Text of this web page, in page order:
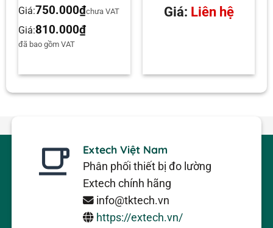
Giá:750.000₫chưa VAT
Giá:810.000₫
đã bao gồm VAT
Giá: Liên hệ
Extech Việt Nam
Phân phối thiết bị đo lường
Extech chính hãng
info@tktech.vn
https://extech.vn/